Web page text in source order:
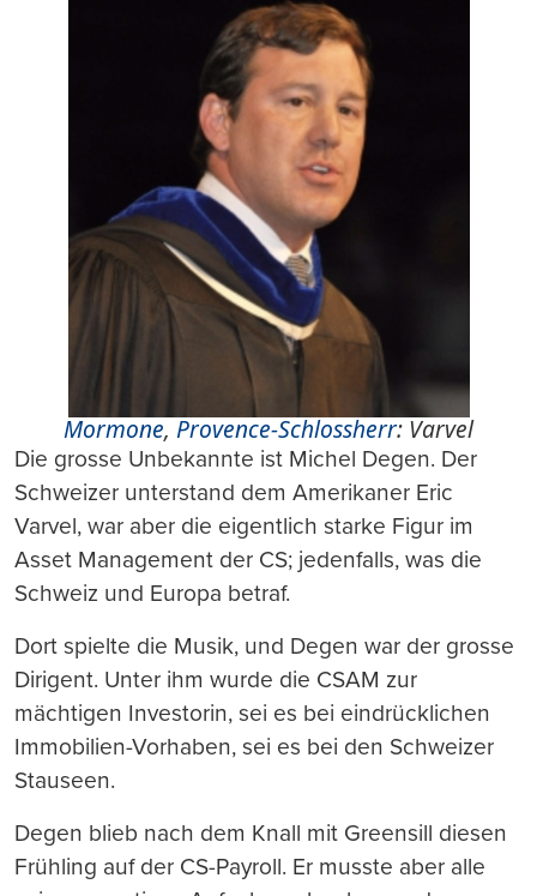
Mormone,Provence-Schlossherr: Varvel
Die grosse Unbekannte ist Michel Degen. Der
Schweizer unterstand dem Amerikaner Eric
Varvel, war aber die eigentlich starke Figur im
Asset Management der CS; jedenfalls, was die
Schweiz und Europa betraf.
Dort spielte die Musik, und Degen war der grosse
Dirigent. Unter ihm wurde die CSAM zur
mächtigen Investorin, sei es bei eindrücklichen
Immobilien-Vorhaben, sei es bei den Schweizer
Stauseen.
Degen blieb nach dem Knall mit Greensill diesen
Frühling auf der CS-Payroll. Er musste aber alle